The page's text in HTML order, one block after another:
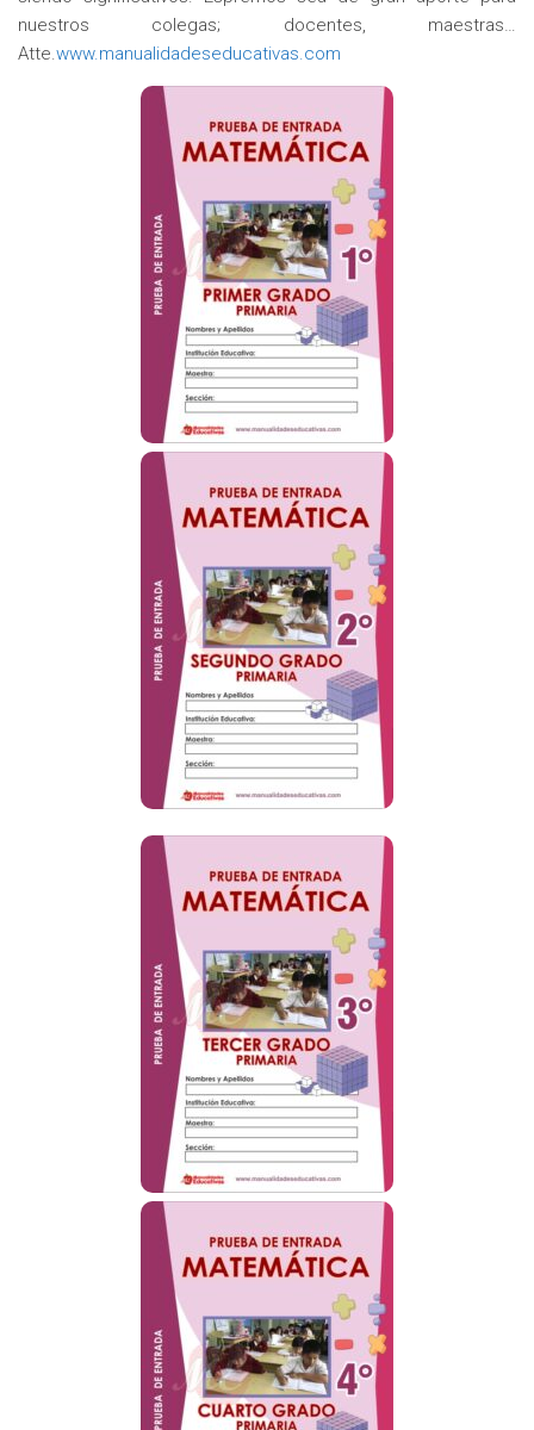
nuestros colegas; docentes, maestras…
Atte.www.manualidadeseducativas.com